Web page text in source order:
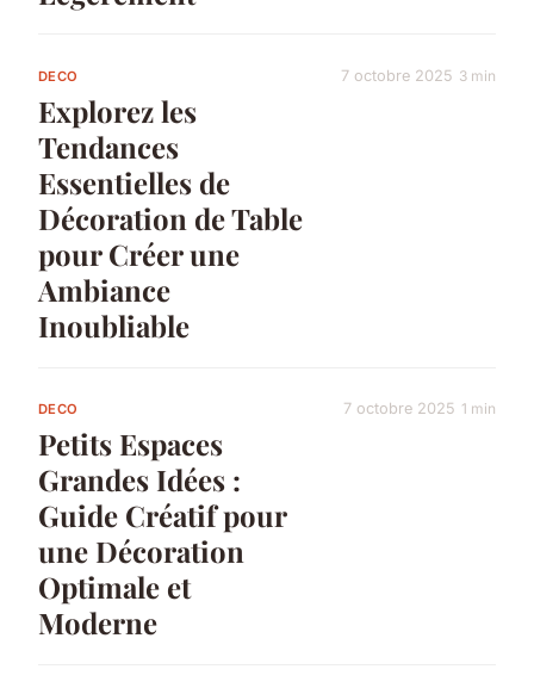
DECO
Explorez les
Tendances
Essentielles de
Décoration de Table
pour Créer une
Ambiance
Inoubliable
7 octobre 2025 3 min
DECO
Petits Espaces
Grandes Idées :
Guide Créatif pour
une Décoration
Optimale et
Moderne
7 octobre 2025 1 min